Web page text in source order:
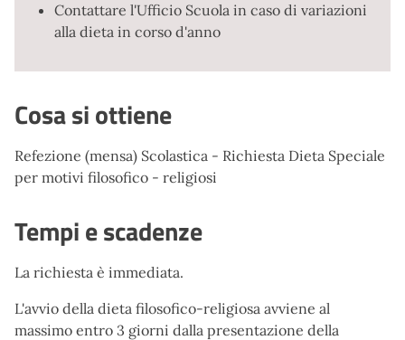
Contattare l'Ufficio Scuola in caso di variazioni
alla dieta in corso d'anno
Cosa si ottiene
Refezione (mensa) Scolastica - Richiesta Dieta Speciale
per motivi filosofico - religiosi
Tempi e scadenze
La richiesta è immediata.
L'avvio della dieta filosofico-religiosa avviene al
massimo entro 3 giorni dalla presentazione della